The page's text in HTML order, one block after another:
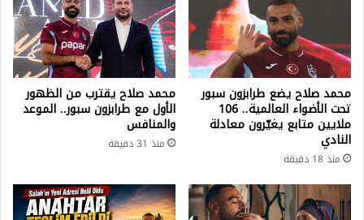
محمد صلاح يضع طرابزون سبور
تحت الأضواء العالمية.. 106
ملايين متابع يغيّرون معادلة
النادي
منذ 18 دقيقة
محمد صلاح يقترب من الظهور
الأول مع طرابزون سبور.. الموعد
والمنافس
منذ 31 دقيقة